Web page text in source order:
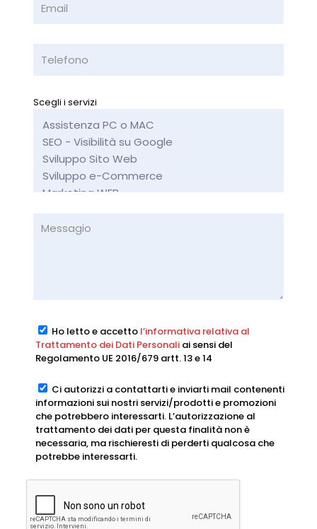
Scegli i servizi
Ho letto e accetto l’informativa relativa al
Trattamento dei Dati Personaliai sensi del
Regolamento UE 2016/679 artt. 13 e 14
Ci autorizzi a contattarti e inviarti mail contenenti
informazioni sui nostri servizi/prodotti e promozioni
che potrebbero interessarti. L’autorizzazione al
trattamento dei dati per questa finalità non è
necessaria, ma rischieresti di perderti qualcosa che
potrebbe interessarti.